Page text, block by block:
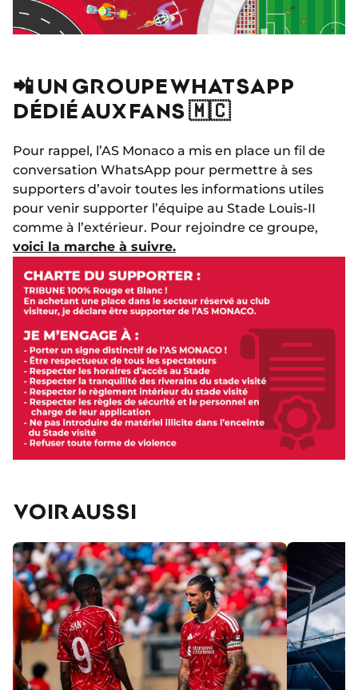
📲 UN GROUPE WHATSAPP
DÉDIÉ AUX FANS 🇲🇨
Pour rappel, l’AS Monaco a mis en place un fil de
conversation WhatsApp pour permettre à ses
supporters d’avoir toutes les informations utiles
pour venir supporter l’équipe au Stade Louis-II
comme à l’extérieur. Pour rejoindre ce groupe,
voici la marche à suivre.
VOIR AUSSI